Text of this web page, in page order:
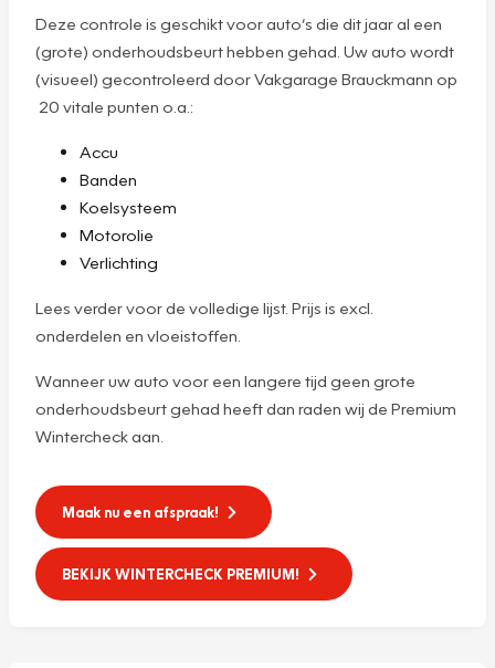
Deze controle is geschikt voor auto’s die dit jaar al een
(grote) onderhoudsbeurt hebben gehad. Uw auto wordt
(visueel) gecontroleerd door Vakgarage Brauckmann op
20 vitale punten o.a.:
Accu
Banden
Koelsysteem
Motorolie
Verlichting
Lees verder voor de volledige lijst. Prijs is excl.
onderdelen en vloeistoffen.
Wanneer uw auto voor een langere tijd geen grote
onderhoudsbeurt gehad heeft dan raden wij de Premium
Wintercheck aan.
Maak nu een afspraak!
BEKIJK WINTERCHECK PREMIUM!